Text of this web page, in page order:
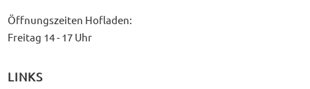
Öffnungszeiten Hofladen:
Freitag 14 - 17 Uhr
LINKS